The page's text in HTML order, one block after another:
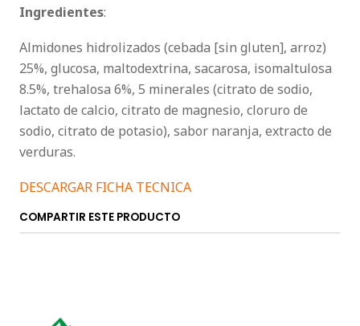
Ingredientes:
Almidones hidrolizados (cebada [sin gluten], arroz)
25%, glucosa, maltodextrina, sacarosa, isomaltulosa
8.5%, trehalosa 6%, 5 minerales (citrato de sodio,
lactato de calcio, citrato de magnesio, cloruro de
sodio, citrato de potasio), sabor naranja, extracto de
verduras.
DESCARGAR FICHA TECNICA
COMPARTIR ESTE PRODUCTO